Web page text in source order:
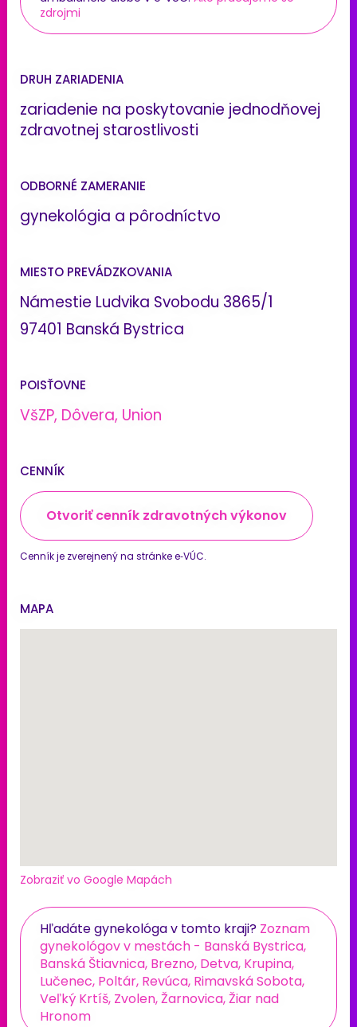
zdrojmi
DRUH ZARIADENIA
zariadenie na poskytovanie jednodňovej
zdravotnej starostlivosti
ODBORNÉ ZAMERANIE
gynekológia a pôrodníctvo
MIESTO PREVÁDZKOVANIA
Námestie Ludvika Svobodu 3865/1
97401 Banská Bystrica
POISŤOVNE
VšZP, Dôvera, Union
CENNÍK
Otvoriť cenník zdravotných výkonov
Cenník je zverejnený na stránke e‑VÚC.
MAPA
Zobraziť vo Google Mapách
Hľadáte gynekológa v tomto kraji? Zoznam
gynekológov v mestách - Banská Bystrica,
Banská Štiavnica, Brezno, Detva, Krupina,
Lučenec, Poltár, Revúca, Rimavská Sobota,
Veľký Krtíš, Zvolen, Žarnovica, Žiar nad
Hronom